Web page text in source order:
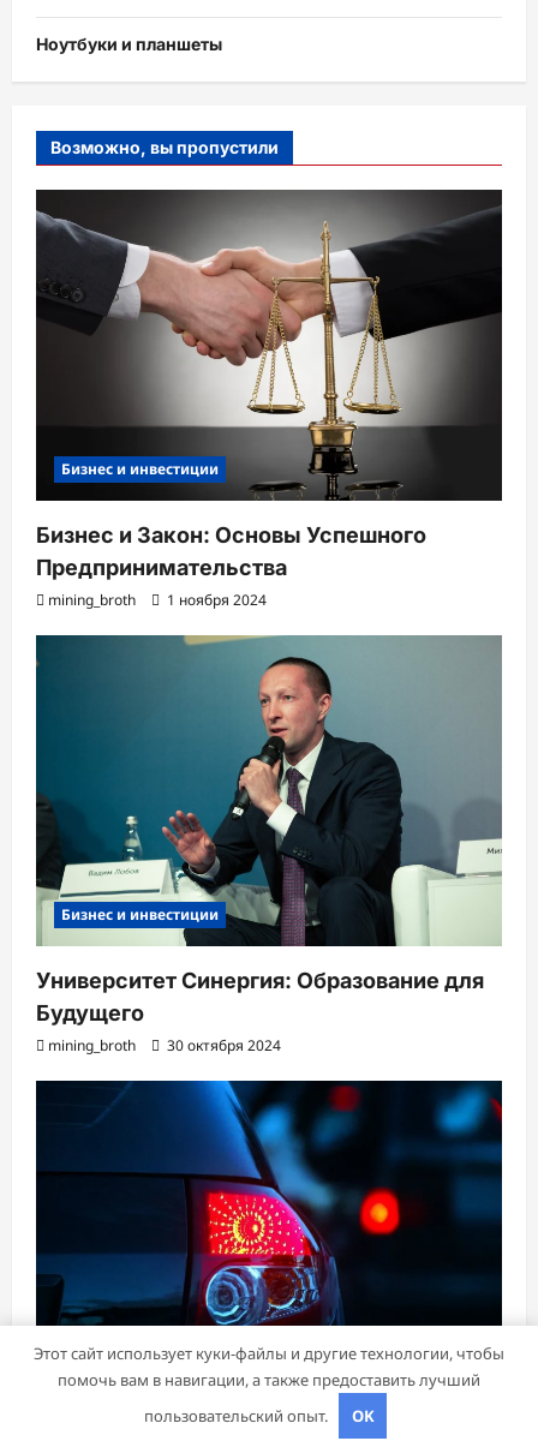
Ноутбуки и планшеты
Возможно, вы пропустили
Бизнес и инвестиции
Бизнес и Закон: Основы Успешного
Предпринимательства
mining_broth 1 ноября 2024
Бизнес и инвестиции
Университет Синергия: Образование для
Будущего
mining_broth 30 октября 2024
Новости
Автозапчасти: Сигналы заднего хода и их
Этот сайт использует куки-файлы и другие технологии, чтобы
помочь вам в навигации, а также предоставить лучший
пользовательский опыт.
OK